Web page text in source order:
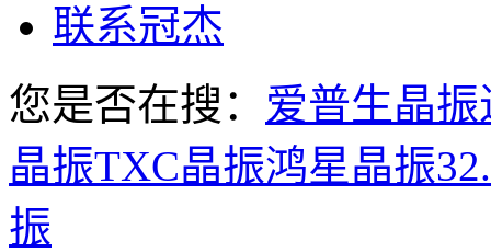
联系冠杰
您是否在搜： 爱普生晶振
晶振TXC晶振鸿星晶振
振